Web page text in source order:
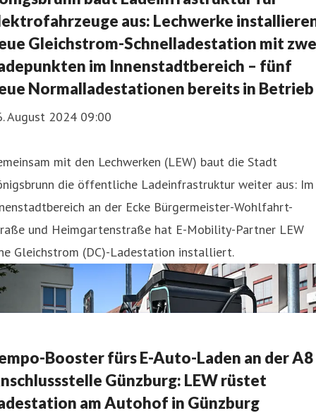
aus: Lechwerke
Gleichstrom-Schnelladestation mit
im Innenstadtbereich – fünf
Normalladestationen bereits in Betrieb
August 2024 09:00
mit den Lechwerken (LEW) baut die Stadt
die öffentliche Ladeinfrastruktur weiter aus: Im
an der Ecke Bürgermeister-Wohlfahrt-
und Heimgartenstraße hat E-Mobility-Partner LEW
Gleichstrom (DC)-Ladestation installiert.
Booster fürs E-Auto-Laden an der A8
Günzburg: LEW rüstet
am Autohof in Günzburg